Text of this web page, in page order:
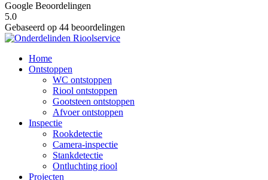
Google Beoordelingen
5.0
Gebaseerd op 44 beoordelingen
Home
Ontstoppen
WC ontstoppen
Riool ontstoppen
Gootsteen ontstoppen
Afvoer ontstoppen
Inspectie
Rookdetectie
Camera-inspectie
Stankdetectie
Ontluchting riool
Projecten